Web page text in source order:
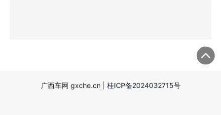
广西车网 gxche.cn | 桂ICP备2024032715号